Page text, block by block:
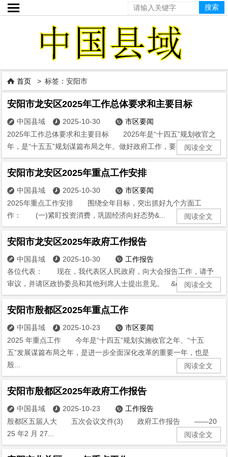

 首页 > 标签：安阳市
安阳市龙安区2025年工作总体要求和主要目标
 中国县域  2025-10-30  市区要闻
2025年工作总体要求和主要目标 2025年是“十四五”规划收官之
年，是“十五五”规划谋篇布局之年。做好政府工作，要以习近...
阅读全文
安阳市龙安区2025年重点工作安排
 中国县域  2025-10-30  市区要闻
2025年重点工作安排 围绕全年目标，突出抓好九个方面工
作： (一)紧盯投资消费，巩固经济向好态势&...
阅读全文
安阳市龙安区2025年政府工作报告
 中国县域  2025-10-30  工作报告
各位代表： 现在，我代表区人民政府，向大会报告工作，请予
审议，并请区政协委员和其他列席人士提出意见。 &emsp...
阅读全文
安阳市殷都区2025年重点工作
 中国县域  2025-10-23  市区要闻
2025 年重点工作 今年是“十四五”规划实施收官之年、“十五
五”发展谋篇布局之年，是进一步全面深化改革的重要一年，也是
殷...
阅读全文
安阳市殷都区2025年政府工作报告
 中国县域  2025-10-23  工作报告
殷都区五届人大 五次会议文件(3) 政府工作报告 ——20
25 年2 月 27...
阅读全文